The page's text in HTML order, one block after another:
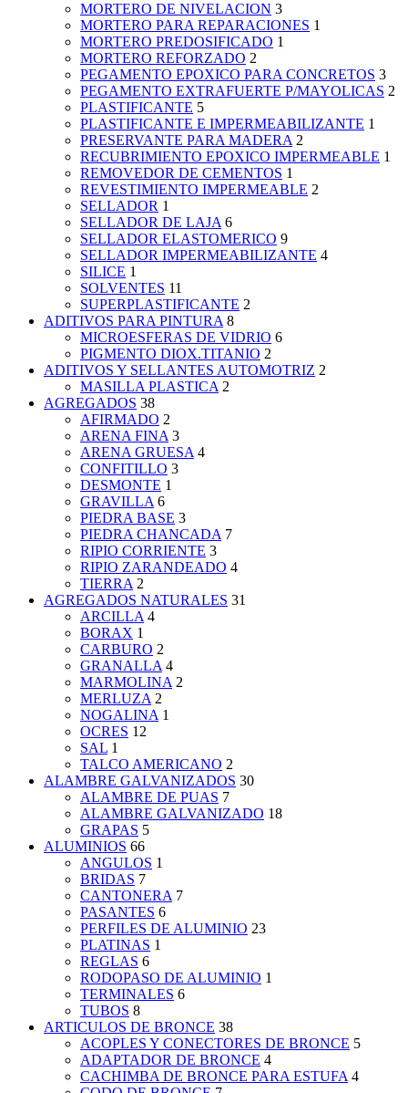
MORTERO DE NIVELACION 3
MORTERO PARA REPARACIONES 1
MORTERO PREDOSIFICADO 1
MORTERO REFORZADO 2
PEGAMENTO EPOXICO PARA CONCRETOS 3
PEGAMENTO EXTRAFUERTE P/MAYOLICAS 2
PLASTIFICANTE 5
PLASTIFICANTE E IMPERMEABILIZANTE 1
PRESERVANTE PARA MADERA 2
RECUBRIMIENTO EPOXICO IMPERMEABLE 1
REMOVEDOR DE CEMENTOS 1
REVESTIMIENTO IMPERMEABLE 2
SELLADOR 1
SELLADOR DE LAJA 6
SELLADOR ELASTOMERICO 9
SELLADOR IMPERMEABILIZANTE 4
SILICE 1
SOLVENTES 11
SUPERPLASTIFICANTE 2
ADITIVOS PARA PINTURA 8
MICROESFERAS DE VIDRIO 6
PIGMENTO DIOX.TITANIO 2
ADITIVOS Y SELLANTES AUTOMOTRIZ 2
MASILLA PLASTICA 2
AGREGADOS 38
AFIRMADO 2
ARENA FINA 3
ARENA GRUESA 4
CONFITILLO 3
DESMONTE 1
GRAVILLA 6
PIEDRA BASE 3
PIEDRA CHANCADA 7
RIPIO CORRIENTE 3
RIPIO ZARANDEADO 4
TIERRA 2
AGREGADOS NATURALES 31
ARCILLA 4
BORAX 1
CARBURO 2
GRANALLA 4
MARMOLINA 2
MERLUZA 2
NOGALINA 1
OCRES 12
SAL 1
TALCO AMERICANO 2
ALAMBRE GALVANIZADOS 30
ALAMBRE DE PUAS 7
ALAMBRE GALVANIZADO 18
GRAPAS 5
ALUMINIOS 66
ANGULOS 1
BRIDAS 7
CANTONERA 7
PASANTES 6
PERFILES DE ALUMINIO 23
PLATINAS 1
REGLAS 6
RODOPASO DE ALUMINIO 1
TERMINALES 6
TUBOS 8
ARTICULOS DE BRONCE 38
ACOPLES Y CONECTORES DE BRONCE 5
ADAPTADOR DE BRONCE 4
CACHIMBA DE BRONCE PARA ESTUFA 4